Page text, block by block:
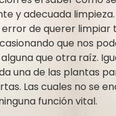
y adecuada
de querer limpiar
que nos
que otra raíz.
una de las plantas
Las cuales no se
función vital.